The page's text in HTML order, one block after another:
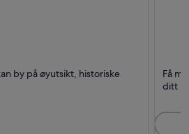
og Båtturer
by på øyutsikt, historiske
Få
ditt